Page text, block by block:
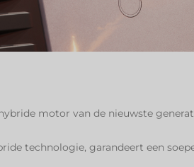
motor van de nieuwste
technologie, garandeert een